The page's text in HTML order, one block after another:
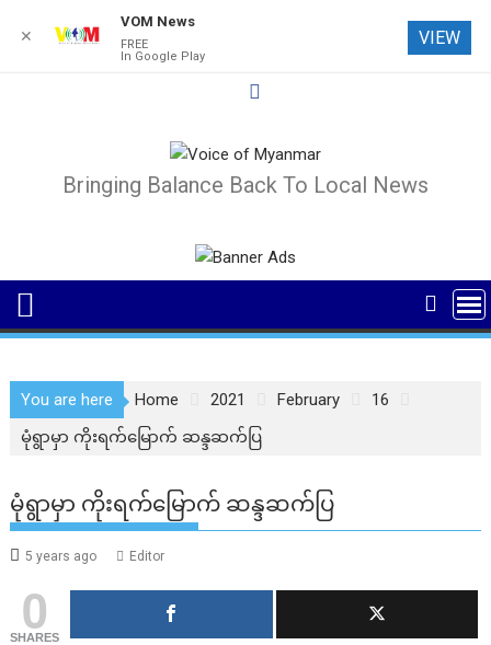
Bringing Balance Back To Local News
You are here Home 2021 February
16
မုံရွာမှာ ကိုးရက်မြောက် ဆန္ဒဆက်ပြ
မုံရွာမှာ ကိုးရက်မြောက် ဆန္ဒဆက်ပြ
5 years ago Editor
0
SHARES
✕
VOM News
FREE
In Google Play
VIEW